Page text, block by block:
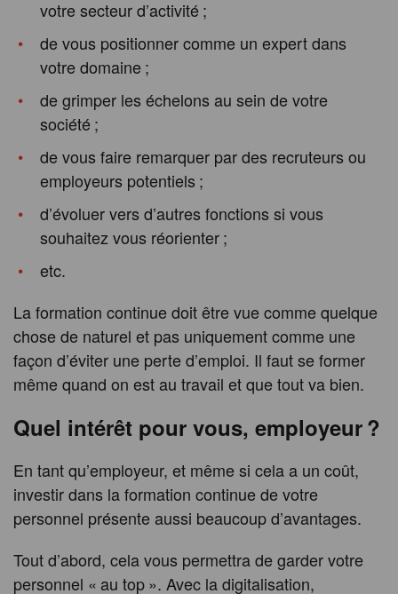
votre secteur d’activité ;
de vous positionner comme un expert dans
votre domaine ;
de grimper les échelons au sein de votre
société ;
de vous faire remarquer par des recruteurs ou
employeurs potentiels ;
d’évoluer vers d’autres fonctions si vous
souhaitez vous réorienter ;
etc.
La formation continue doit être vue comme quelque
chose de naturel et pas uniquement comme une
façon d’éviter une perte d’emploi. Il faut se former
même quand on est au travail et que tout va bien.
Quel intérêt pour vous, employeur ?
En tant qu’employeur, et même si cela a un coût,
investir dans la formation continue de votre
personnel présente aussi beaucoup d’avantages.
Tout d’abord, cela vous permettra de garder votre
personnel « au top ». Avec la digitalisation,